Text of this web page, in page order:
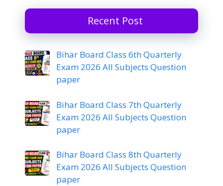
Recent Post
Bihar Board Class 6th Quarterly
Exam 2026 All Subjects Question
paper
Bihar Board Class 7th Quarterly
Exam 2026 All Subjects Question
paper
Bihar Board Class 8th Quarterly
Exam 2026 All Subjects Question
paper